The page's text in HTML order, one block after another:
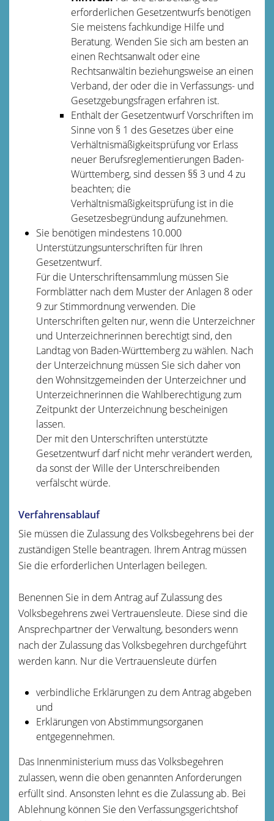
erforderlichen Gesetzentwurfs benötigen
Sie meistens fachkundige Hilfe und
Beratung. Wenden Sie sich am besten an
einen Rechtsanwalt oder eine
Rechtsanwältin beziehungsweise an einen
Verband, der oder die in Verfassungs- und
Gesetzgebungsfragen erfahren ist.
Enthält der Gesetzentwurf Vorschriften im
Sinne von § 1 des Gesetzes über eine
Verhältnismäßigkeitsprüfung vor Erlass
neuer Berufsreglementierungen Baden-
Württemberg, sind dessen §§ 3 und 4 zu
beachten; die
Verhältnismäßigkeitsprüfung ist in die
Gesetzesbegründung aufzunehmen.
Sie benötigen mindestens 10.000
Unterstützungsunterschriften für Ihren
Gesetzentwurf.
Für die Unterschriftensammlung müssen Sie
Formblätter nach dem Muster der Anlagen 8 oder
9 zur Stimmordnung verwenden. Die
Unterschriften gelten nur, wenn die Unterzeichner
und Unterzeichnerinnen berechtigt sind, den
Landtag von Baden-Württemberg zu wählen. Nach
der Unterzeichnung müssen Sie sich daher von
den Wohnsitzgemeinden der Unterzeichner und
Unterzeichnerinnen die Wahlberechtigung zum
Zeitpunkt der Unterzeichnung bescheinigen
lassen.
Der mit den Unterschriften unterstützte
Gesetzentwurf darf nicht mehr verändert werden,
da sonst der Wille der Unterschreibenden
verfälscht würde.
Verfahrensablauf
Sie müssen die Zulassung des Volksbegehrens bei der
zuständigen Stelle beantragen. Ihrem Antrag müssen
Sie die erforderlichen Unterlagen beilegen.
Benennen Sie in dem Antrag auf Zulassung des
Volksbegehrens zwei Vertrauensleute. Diese sind die
Ansprechpartner der Verwaltung, besonders wenn
nach der Zulassung das Volksbegehren durchgeführt
werden kann. Nur die Vertrauensleute dürfen
verbindliche Erklärungen zu dem Antrag abgeben
und
Erklärungen von Abstimmungsorganen
entgegennehmen.
Das Innenministerium muss das Volksbegehren
zulassen, wenn die oben genannten Anforderungen
erfüllt sind. Ansonsten lehnt es die Zulassung ab. Bei
Ablehnung können Sie den Verfassungsgerichtshof